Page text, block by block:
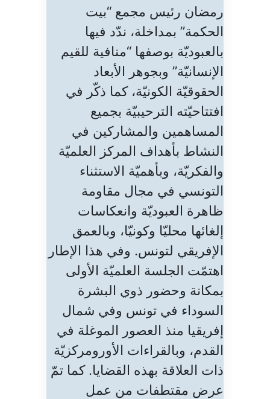
رمضان رئيس مجمع “بيت
الحكمة” بمداخلة، ندّد فيها
بالعبوديّة بوصفها “منافية للقيم
الإنسانيّة” وبجوهر الأبعاد
الحقوقيّة الكونيّة، كما ذكّر في
افتتاحيّته الترحيبيّة بجميع
المساهمين والمشاركين في
النشاط بأهداف المركز العلميّة
والفكريّة، وبأهميّة الاستثناء
التونسي في مجال مقاومة
ظاهرة العبوديّة وانعكاسات
إلغائها محليّا وكونيّا، وبالعمق
الإفريقي لتونس. وفي هذا الإطار
اهتمّت الجلسة العلميّة الأولى
بمكانة وحضور ذوي البشرة
السوداء في تونس وفي شمال
إفريقيا منذ العصور الموغلة في
القدم، وبالقراءات الأورومركزيّة
ذات العلاقة بهذه القضايا. كما تمّ
عرض مقتطفات من عمل